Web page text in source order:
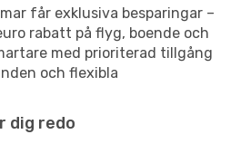
får exklusiva besparingar –
rabatt på flyg, boende och
med prioriterad tillgång
och flexibla
dig redo